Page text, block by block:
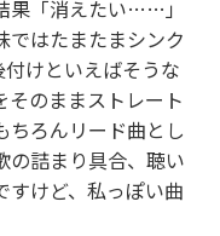
果「消えたい……」
ではたまたまシンク
けといえばそうな
そのままストレート
ちろんリード曲とし
の詰まり具合、聴い
すけど、私っぽい曲